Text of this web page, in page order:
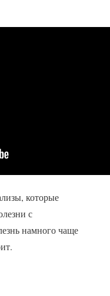
которые
с
намного чаще